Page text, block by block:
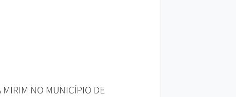
MIRIM NO MUNICÍPIO DE